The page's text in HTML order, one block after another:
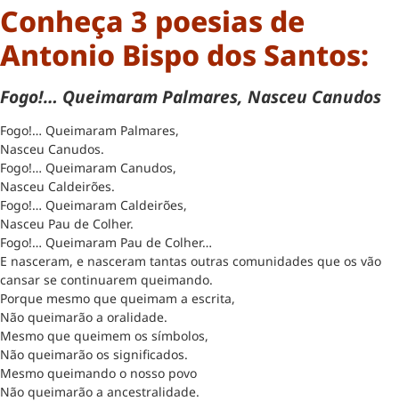
Conheça 3 poesias de
Antonio Bispo dos Santos:
Fogo!… Queimaram Palmares, Nasceu Canudos
Fogo!… Queimaram Palmares,
Nasceu Canudos.
Fogo!… Queimaram Canudos,
Nasceu Caldeirões.
Fogo!… Queimaram Caldeirões,
Nasceu Pau de Colher.
Fogo!… Queimaram Pau de Colher…
E nasceram, e nasceram tantas outras comunidades que os vão
cansar se continuarem queimando.
Porque mesmo que queimam a escrita,
Não queimarão a oralidade.
Mesmo que queimem os símbolos,
Não queimarão os significados.
Mesmo queimando o nosso povo
Não queimarão a ancestralidade.